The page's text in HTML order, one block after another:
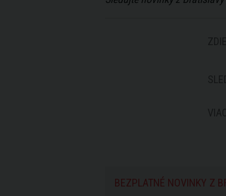
BEZPLATNÉ NOVINKY Z